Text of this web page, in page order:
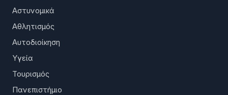
Αστυνομικά
Αθλητισμός
Αυτοδιοίκηση
Υγεία
Τουρισμός
Πανεπιστήμιο